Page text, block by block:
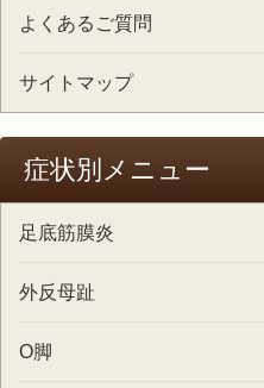
よくあるご質問
サイトマップ
症状別メニュー
足底筋膜炎
外反母趾
O脚